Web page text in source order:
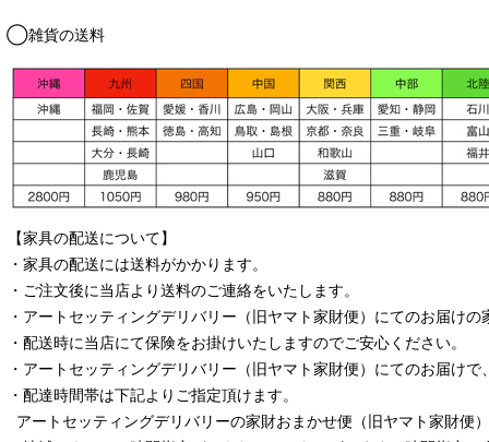
◯雑貨の送料
【家具の配送について】
・家具の配送には送料がかかります。
・ご注文後に当店より送料のご連絡をいたします。
・ アートセッティングデリバリー （旧ヤマト家財便） にてのお届けの
・配送時に当店にて保険をお掛けいたしますのでご安心ください。
・ アートセッティングデリバリー （旧ヤマト家財便） にてのお届けで
・配達時間帯は下記よりご指定頂けます。
アートセッティングデリバリーの家財おまかせ便 （旧ヤマト家財便